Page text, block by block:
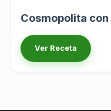
Cosmopolita
Ver Receta